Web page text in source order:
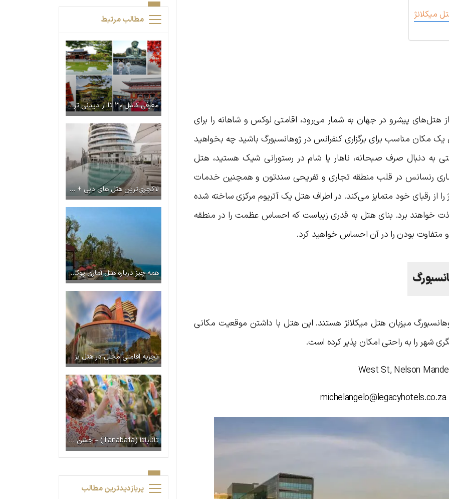
میکلانژ
هتل‌های پیشرو در جهان به شمار می‌رود، اقامتی لوکس و شاهانه را برای
مکان مناسب برای برگزاری کنفرانس در ژوهانسبورگ باشید چه بخواهید
به دنبال صرف صبحانه، ناهار یا شام در رستورانی شیک هستید، هتل
رنسانس در قلب منطقه تجاری و تفریحی سندتون و همچنین خدمات
از رقبای خود متمایز می‌کند. در اطراف هتل یک آتریوم مرکزی ساخته شده
خواهند برد. بنای هتل به قدری زیباست که احساس عظمت را در منطقه
بودن را در آن احساس خواهید کرد.
میزبان هتل میکلانژ هستند. این هتل با داشتن موقعیت مکانی
شهر را به راحتی امکان پذیر کرده است.
مطالب مرتبط
معرفی کامل ۳۰ تا از دیدنی ترین معابد ژاپن
لاکچری‌ترین هتل‌ های دبی + معرفی امکانات
همه چیز درباره هتل آماری پوکت | اقامتگاهی بهشتی در همسایگی دریای آندمان
تجربه اقامتی مجلل در هتل بزرگ شیراز
تاناباتا (Tanabata) – جشن ستارگان در ژاپن
پربازدیدترین مطالب